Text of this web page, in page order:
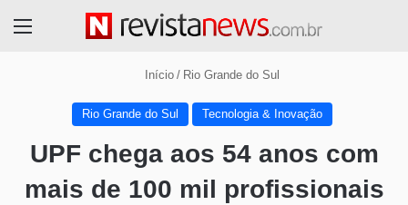
Início / Rio Grande do Sul
Rio Grande do Sul Tecnologia & Inovação
UPF chega aos 54 anos com
mais de 100 mil profissionais